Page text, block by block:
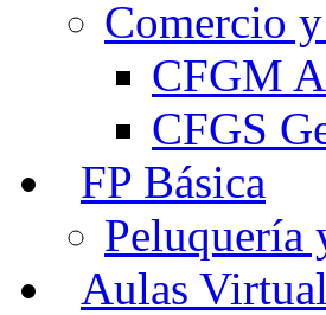
Comercio
CFGM
CFGS
FP Básica
Peluquería
Aulas